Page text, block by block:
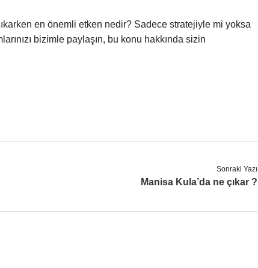
en önemli etken nedir? Sadece stratejiyle mi yoksa
bizimle paylaşın, bu konu hakkında sizin
Sonraki Yazı
Manisa Kula’da ne çıkar ?